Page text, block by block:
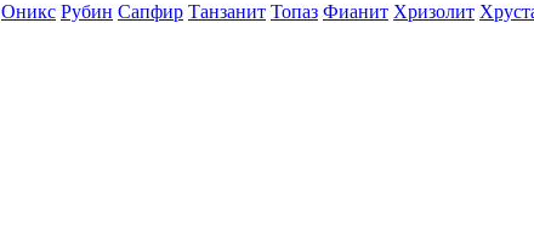
Оникс Рубин Сапфир Танзанит Топаз Фианит Хризолит